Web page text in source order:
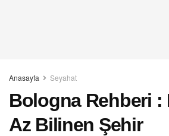
Anasayfa Seyahat
Bologna Rehberi :
Az Bilinen Şehir